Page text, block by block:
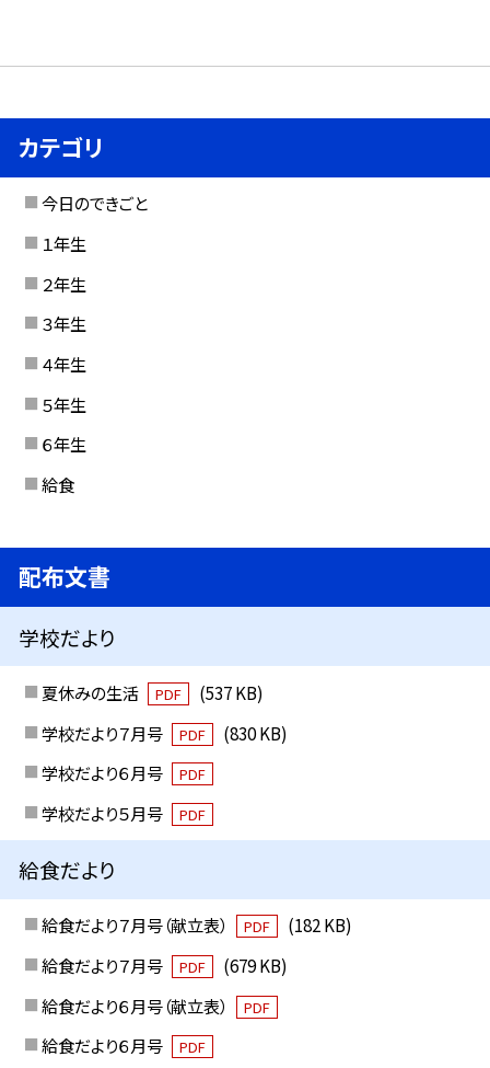
カテゴリ
今日のできごと
１年生
２年生
３年生
４年生
５年生
６年生
給食
配布文書
学校だより
夏休みの生活 PDF
(537 KB)
学校だより７月号
PDF
(830 KB)
学校だより６月号
PDF
学校だより５月号 PDF
給食だより
給食だより７月号（献立表） PDF
(182 KB)
給食だより７月号
PDF
(679 KB)
給食だより６月号（献立表）
PDF
給食だより６月号 PDF